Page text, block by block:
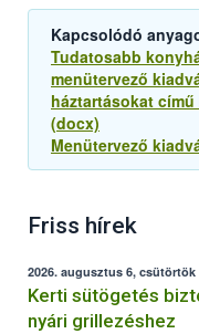
Kapcsolódó
Tudatosabb
menütervező
háztartásokat
(docx)
Menütervező
Friss hírek
2026. augusztus 6, csütörtök
Kerti sütögetés
nyári grillezéshez